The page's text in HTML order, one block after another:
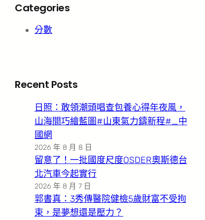
Categories
分數
Recent Posts
日照：敢領潮頭唱查包養心得年夜風，
山海間巧繪藍圖#山東氣力鑄新程#_中
國網
2026 年 8 月 8 日
留意了！一批國度尺度OSDER奧斯德台
北汽車今起實行
2026 年 8 月 7 日
郭書真：3秀傳醫院健檢5歲財富不受拘
束，是夢想還是壓力？